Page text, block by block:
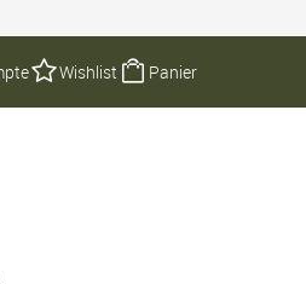
Wishlist Panier